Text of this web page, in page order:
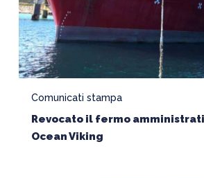
Comunicati stampa
Revocato il fermo
Ocean Viking